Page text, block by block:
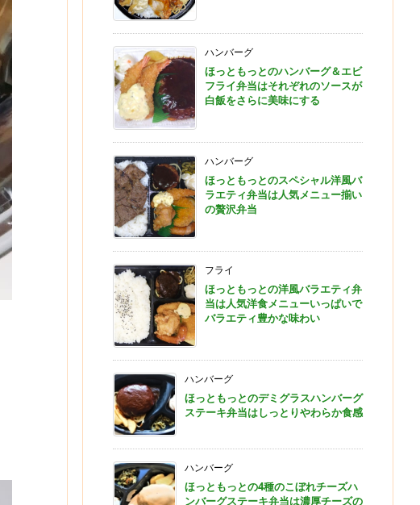
ハンバーグ
ほっともっとのハンバーグ＆エビ
フライ弁当はそれぞれのソースが
白飯をさらに美味にする
ハンバーグ
ほっともっとのスペシャル洋風バ
ラエティ弁当は人気メニュー揃い
の贅沢弁当
フライ
ほっともっとの洋風バラエティ弁
当は人気洋食メニューいっぱいで
バラエティ豊かな味わい
ハンバーグ
ほっともっとのデミグラスハンバーグ
ステーキ弁当はしっとりやわらか食感
ハンバーグ
ほっともっとの4種のこぼれチーズハ
ンバーグステーキ弁当は濃厚チーズの